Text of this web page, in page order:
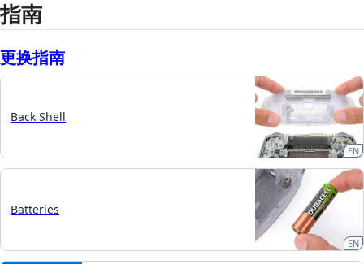
指南
更换指南
Back Shell
EN
Batteries
EN